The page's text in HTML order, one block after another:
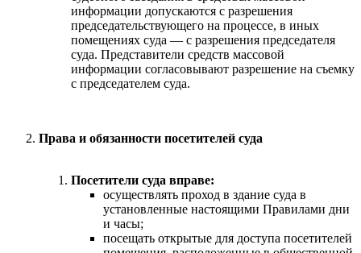
информации допускаются с разрешения
председательствующего на процессе, в иных
помещениях суда — с разрешения председателя
суда. Представители средств массовой
информации согласовывают разрешение на съемку
с председателем суда.
Права и обязанности посетителей суда
Посетители суда вправе:
осуществлять проход в здание суда в
установленные настоящими Правилами дни
и часы;
посещать открытые для доступа посетителей